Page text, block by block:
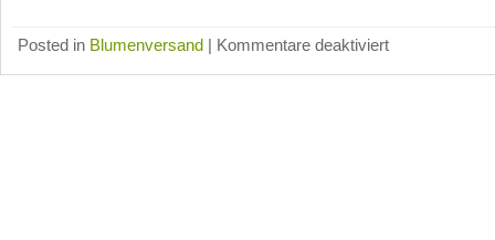
Posted in Blumenversand | Kommentare deaktiviertfür
Blumenlieferservice